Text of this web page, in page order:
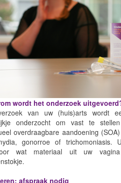
wordt het onderzoek
van uw (huis)arts wordt
onderzocht om vast te
overdraagbare aandoening
gonorroe of trichomoniasis.
wat materiaal uit uw
afspraak nodig